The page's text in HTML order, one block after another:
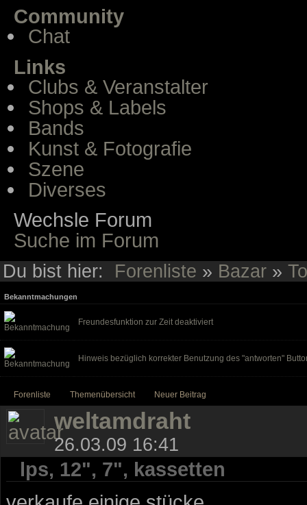
Community
Chat
Links
Clubs & Veranstalter
Shops & Labels
Bands
Kunst & Fotografie
Szene
Diverses
Wechsle Forum
Suche im Forum
Du bist hier: Forenliste » Bazar »
Bekanntmachungen
Freundesfunktion zur Zeit deaktiviert
Hinweis bezüglich korrekter Benutzung des "antworten"
Forenliste Themenübersicht Neuer Beitrag
weltamdraht
26.03.09 16:41
lps, 12", 7", kassetten